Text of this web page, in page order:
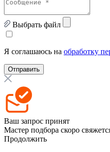
Выбрать файл
Я соглашаюсь на обработку
Отправить
Ваш запрос принят
Мастер подбора скоро
Продолжить